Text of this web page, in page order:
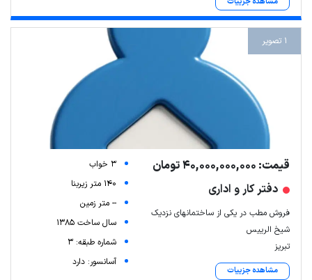
1 تصویر
قیمت: 40,000,000,000 تومان
دفتر کار و اداری
فروش مطب در یکی از ساختمانهای نزدیک
شیخ الرییس
تبریز
مشاهده جزییات
3 خواب
140 متر زیربنا
-- متر زمین
سال ساخت 1385
شماره طبقه: 3
آسانسور: دارد